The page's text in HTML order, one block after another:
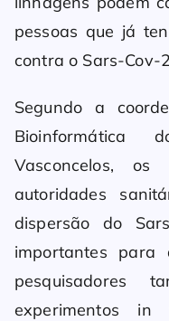
pessoas que já
contra o Sars-Cov-
Segundo a
Bioinformática
Vasconcelos,
autoridades
dispersão do
importantes para
pesquisadores
experimentos